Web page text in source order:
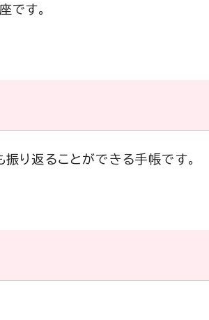
です。
り返ることができる手帳です。